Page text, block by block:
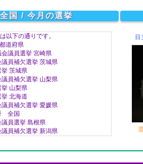
全国 / 今月の選挙
以下の通りです。
府県
議員選挙 宮崎県
員補欠選挙 茨城県
茨城県
員補欠選挙 山梨県
山梨県
北海道
員補欠選挙 愛媛県
全国
員選挙 島根県
員補欠選挙 新潟県
目